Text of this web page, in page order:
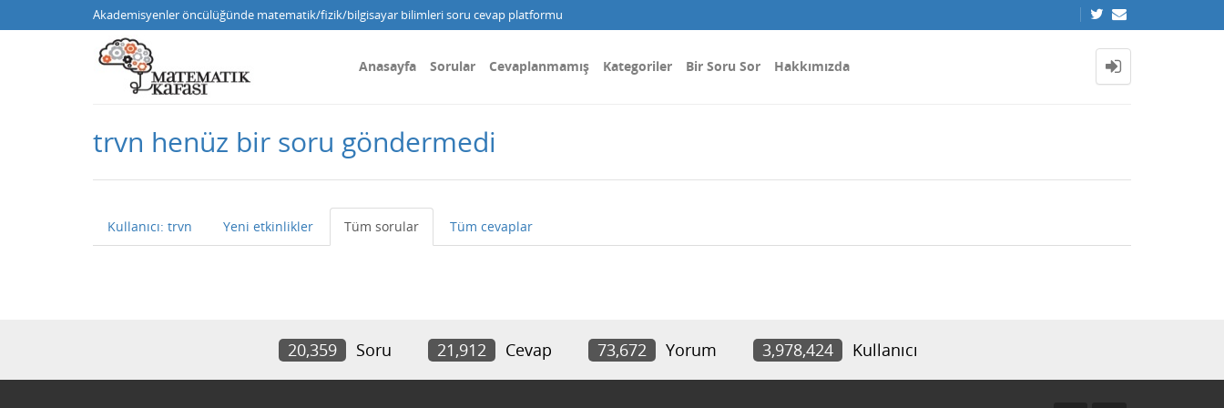
Akademisyenler öncülüğünde matematik/fizik/bilgisayar bilimleri soru cevap platformu
Anasayfa Sorular Cevaplanmamış Kategoriler Bir Soru Sor Hakkımızda
trvn henüz bir soru göndermedi
Kullanıcı: trvn Yeni etkinlikler Tüm sorular Tüm cevaplar
20,359 Soru 21,912 Cevap 73,672 Yorum 3,978,424 Kullanıcı